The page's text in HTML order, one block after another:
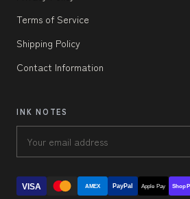
Terms of Service
Shipping Policy
Contact Information
INK NOTES
VISA AMEX PayPal Apple Pay Shop